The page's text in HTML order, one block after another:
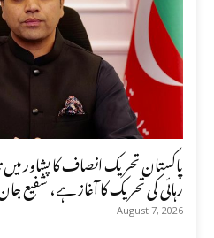
پاکستان تحریک انصاف کا پشاور
رہائی کی تحریک کا آغاز ہے، شفیع
August 7, 2026